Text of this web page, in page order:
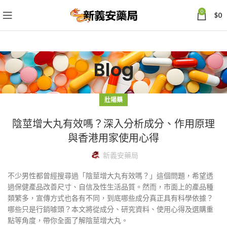
0 $0
Blog
壯陽藥
陰莖增大丸有效嗎？深入分析成分、作用原理
與香港用家使用心得
新義安藥局
不少男性都曾經搜尋過「陰莖增大丸有效嗎？」這個問題，希望透
過保健產品改善尺寸、自信及性生活品質。然而，市面上的產品種
類繁多，宣傳方式也各有不同，到底哪些成分真正具有科學依據？
哪些只是行銷噱頭？本文將從成分、研究資料、使用心得及選購重
點等角度，帶你全面了解陰莖增大丸。